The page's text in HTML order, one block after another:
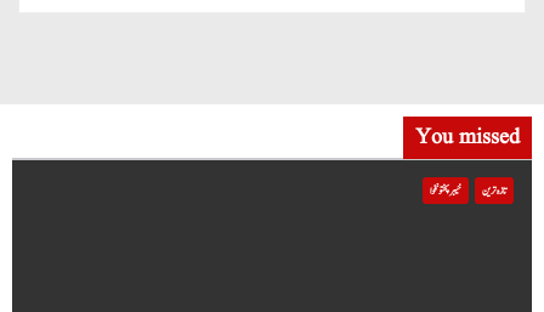
You missed
تازہ ترین خیبر پختونخوا